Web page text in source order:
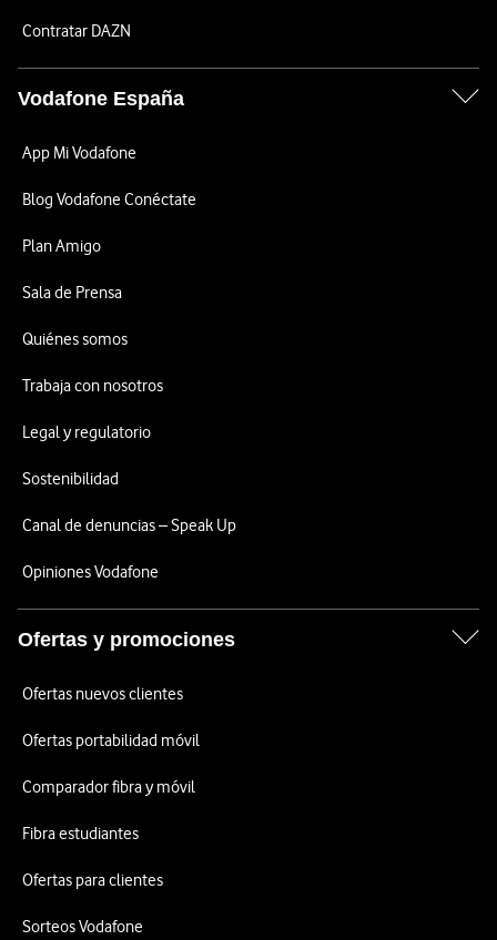
Contratar DAZN
Vodafone España
App Mi Vodafone
Blog Vodafone Conéctate
Plan Amigo
Sala de Prensa
Quiénes somos
Trabaja con nosotros
Legal y regulatorio
Sostenibilidad
Canal de denuncias – Speak Up
Opiniones Vodafone
Ofertas y promociones
Ofertas nuevos clientes
Ofertas portabilidad móvil
Comparador fibra y móvil
Fibra estudiantes
Ofertas para clientes
Sorteos Vodafone